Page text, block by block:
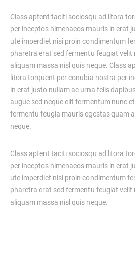
Class aptent taciti sociosqu ad litora
per inceptos himenaeos mauris in erat
ute imperdiet nisi proin condimentum
pharetra erat sed fermentu feugiat velit
aliquam massa nisl quis neque. Class
litora torquent per conubia nostra per
in erat justo nullam ac urna felis
augue sed neque elit fermentum nunc
fermentu feugia mauris egestas quam
neque.
Class aptent taciti sociosqu ad litora
per inceptos himenaeos mauris in erat
ute imperdiet nisi proin condimentum
pharetra erat sed fermentu feugiat velit
aliquam massa nisl quis neque.